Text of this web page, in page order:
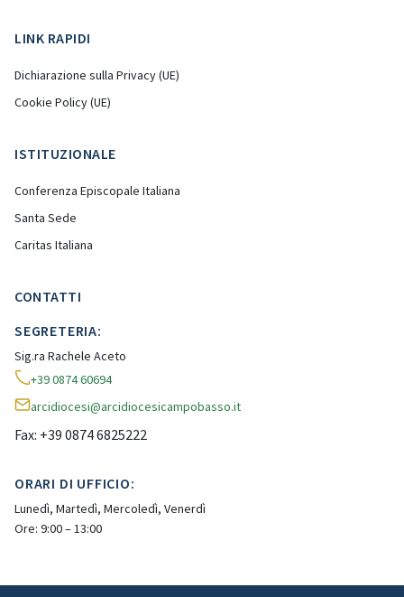
LINK RAPIDI
Dichiarazione sulla Privacy (UE)
Cookie Policy (UE)
ISTITUZIONALE
Conferenza Episcopale Italiana
Santa Sede
Caritas Italiana
CONTATTI
SEGRETERIA:
Sig.ra Rachele Aceto
+39 0874 60694
arcidiocesi@arcidiocesicampobasso.it
Fax: +39 0874 6825222
ORARI DI UFFICIO:
Lunedì, Martedì, Mercoledì, Venerdì
Ore: 9:00 – 13:00